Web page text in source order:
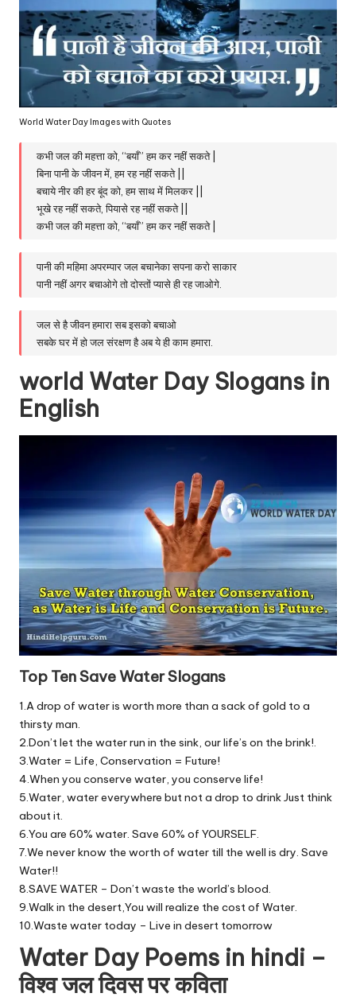
World Water Day Images with Quotes
कभी जल की महत्ता को, “बयाँ” हम कर नहीं सकते |
बिना पानी के जीवन में, हम रह नहीं सकते ||
बचाये नीर की हर बूंद को, हम साथ में मिलकर ||
भूखे रह नहीं सकते, पियासे रह नहीं सकते ||
कभी जल की महत्ता को, “बयाँ” हम कर नहीं सकते |
पानी की महिमा अपरम्पार जल बचानेका सपना करो साकार
पानी नहीं अगर बचाओगे तो दोस्तों प्यासे ही रह जाओगे.
जल से है जीवन हमारा सब इसको बचाओ
सबके घर में हो जल संरक्षण है अब ये ही काम हमारा.
world Water Day Slogans in
English
Top Ten Save Water Slogans
1.A drop of water is worth more than a sack of gold to a
thirsty man.
2.Don’t let the water run in the sink, our life’s on the brink!.
3.Water = Life, Conservation = Future!
4.When you conserve water, you conserve life!
5.Water, water everywhere but not a drop to drink Just think
about it.
6.You are 60% water. Save 60% of YOURSELF.
7.We never know the worth of water till the well is dry. Save
Water!!
8.SAVE WATER – Don’t waste the world’s blood.
9.Walk in the desert,You will realize the cost of Water.
10.Waste water today – Live in desert tomorrow
Water Day Poems in hindi –
विश्व जल दिवस पर कविता